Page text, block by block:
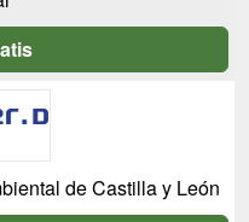
de Castilla y León